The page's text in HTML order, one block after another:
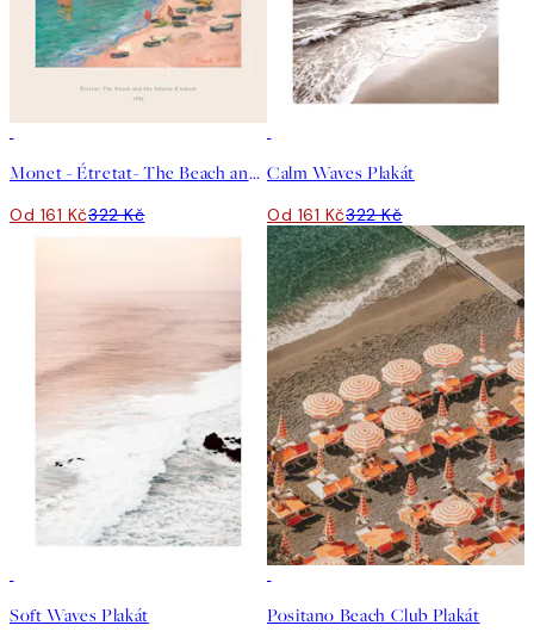
Monet - Étretat- The Beach and the Falaise d'Amont Plakát
Od 161 Kč322 Kč
Calm Waves Plakát
Od 161 Kč322 Kč
Soft Waves Plakát Positano Beach Club Plakát